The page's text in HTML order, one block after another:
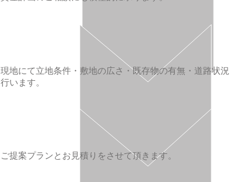
現地にて立地条件・敷地の広さ・既存物の有無・道路状
行います。
ご提案プランとお見積りをさせて頂きます。